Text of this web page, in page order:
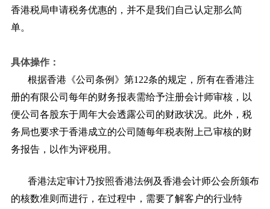
香港税局申请税务优惠的，并不是我们自己认定那么简
单。
具体操作：
根据香港《公司条例》第122条的规定，所有在香港注
册的有限公司每年的财务报表需给予注册会计师审核，以
便公司各股东于周年大会透露公司的财政状况。此外，税
务局也要求于香港成立的公司随每年税表附上己审核的财
务报告，以作为评税用。
香港法定审计乃按照香港法例及香港会计师公会所颁布
的核数准则而进行，在过程中，需要了解客户的行业特